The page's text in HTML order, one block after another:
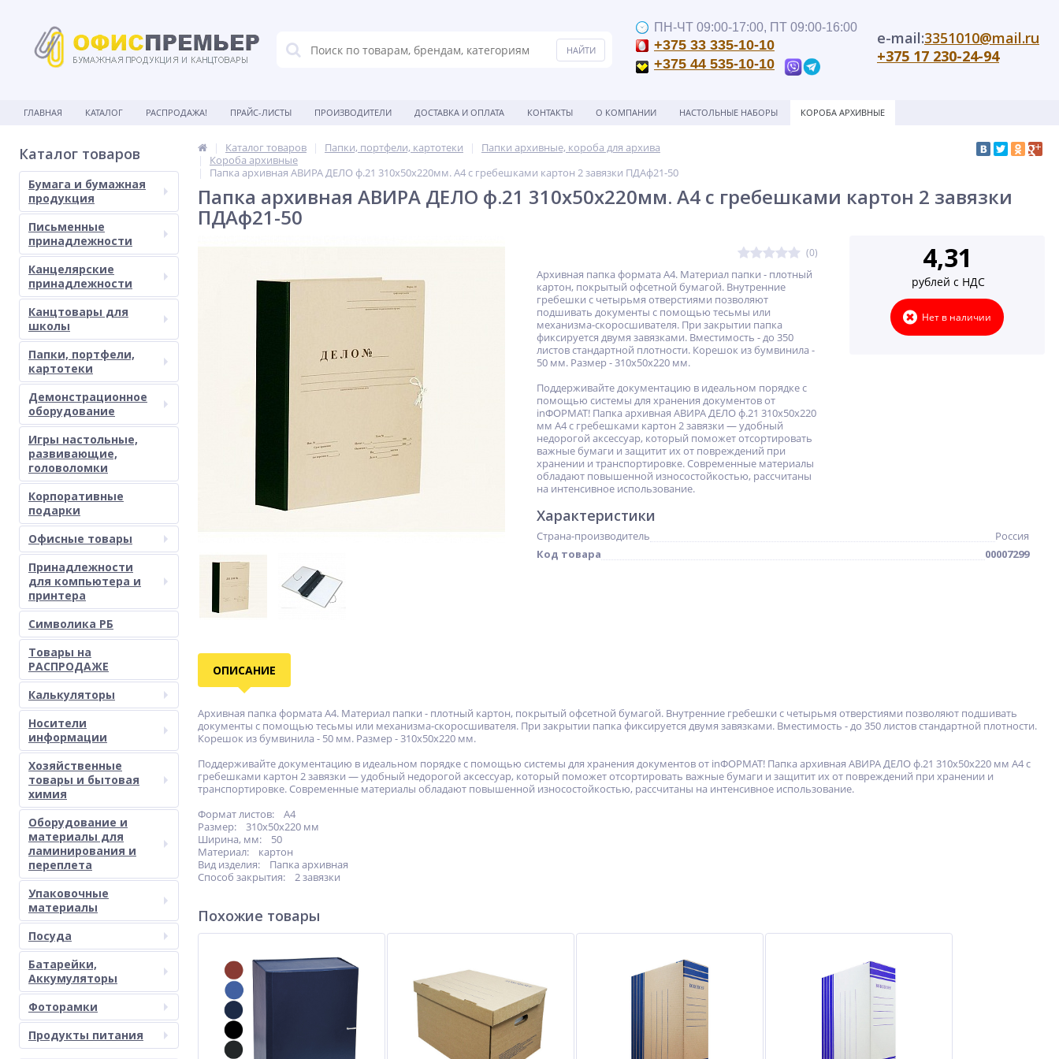
ПН-ЧТ 09:00-17:00, ПТ 09:00-16:00
+375 33 335-10-10
+375 44 535-10-10
e-mail:3351010@mail.ru
+375 17 230-24-94
ГЛАВНАЯ КАТАЛОГ РАСПРОДАЖА! ПРАЙС-ЛИСТЫ ПРОИЗВОДИТЕЛИ ДОСТАВКА И ОПЛАТА КОНТАКТЫ О КОМПАНИИ НАСТОЛЬНЫЕ НАБОРЫ КОРОБА АРХИВНЫЕ
Каталог товаров
Бумага и бумажная
продукция
Письменные
принадлежности
Канцелярские
принадлежности
Канцтовары для
школы
Папки, портфели,
картотеки
Демонстрационное
оборудование
Игры настольные,
развивающие,
головоломки
Корпоративные
подарки
Офисные товары
Принадлежности
для компьютера и
принтера
Символика РБ
Товары на
РАСПРОДАЖЕ
Калькуляторы
Носители
информации
Хозяйственные
товары и бытовая
химия
Оборудование и
материалы для
ламинирования и
переплета
Упаковочные
материалы
Посуда
Батарейки,
Аккумуляторы
Фоторамки
Продукты питания
Каталог товаров Папки, портфели, картотеки
Папки архивные, короба для архива
Короба архивные
Папка архивная АВИРА ДЕЛО ф.21 310x50x220мм. А4 с гребешками картон 2 завязки ПДАф21-50
Папка архивная АВИРА ДЕЛО ф.21 310x50x220мм. А4 с гребешками картон 2 завязки
ПДАф21-50
(0)
Архивная папка формата А4. Материал папки - плотный
картон, покрытый офсетной бумагой. Внутренние
гребешки с четырьмя отверстиями позволяют
подшивать документы с помощью тесьмы или
механизма-скоросшивателя. При закрытии папка
фиксируется двумя завязками. Вместимость - до 350
листов стандартной плотности. Корешок из бумвинила -
50 мм. Размер - 310x50x220 мм.
Поддерживайте документацию в идеальном порядке с
помощью системы для хранения документов от
inФОРМАТ! Папка архивная АВИРА ДЕЛО ф.21 310x50x220
мм А4 с гребешками картон 2 завязки — удобный
недорогой аксессуар, который поможет отсортировать
важные бумаги и защитит их от повреждений при
хранении и транспортировке. Современные материалы
обладают повышенной износостойкостью, рассчитаны
на интенсивное использование.
4,31
рублей с НДС
Нет в наличии
Характеристики
Страна-производитель
Россия
Код товара
00007299
ОПИСАНИЕ
Архивная папка формата А4. Материал папки - плотный картон, покрытый офсетной бумагой. Внутренние гребешки с четырьмя отверстиями позволяют подшивать
документы с помощью тесьмы или механизма-скоросшивателя. При закрытии папка фиксируется двумя завязками. Вместимость - до 350 листов стандартной плотности.
Корешок из бумвинила - 50 мм. Размер - 310x50x220 мм.
Поддерживайте документацию в идеальном порядке с помощью системы для хранения документов от inФОРМАТ! Папка архивная АВИРА ДЕЛО ф.21 310x50x220 мм А4 с
гребешками картон 2 завязки — удобный недорогой аксессуар, который поможет отсортировать важные бумаги и защитит их от повреждений при хранении и
транспортировке. Современные материалы обладают повышенной износостойкостью, рассчитаны на интенсивное использование.
Формат листов: А4
Размер: 310x50x220 мм
Ширина, мм: 50
Материал: картон
Вид изделия: Папка архивная
Способ закрытия: 2 завязки
Похожие товары